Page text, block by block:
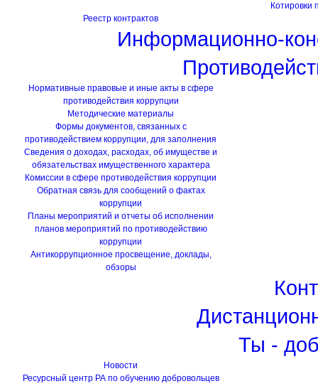
Котировки
Реестр контрактов
Информационно-
Нормативные правовые и иные акты в сфере
противодействия коррупции
Методические материалы
Формы документов, связанных с
противодействием коррупции, для заполнения
Сведения о доходах, расходах, об имуществе и
обязательствах имущественного характера
Комиссии в сфере противодействия коррупции
Обратная связь для сообщений о фактах
коррупции
Планы мероприятий и отчеты об исполнении
планов мероприятий по противодействию
коррупции
Антикоррупционное просвещение, доклады,
обзоры
Ты -
Новости
Ресурсный центр РА по обучению добровольцев